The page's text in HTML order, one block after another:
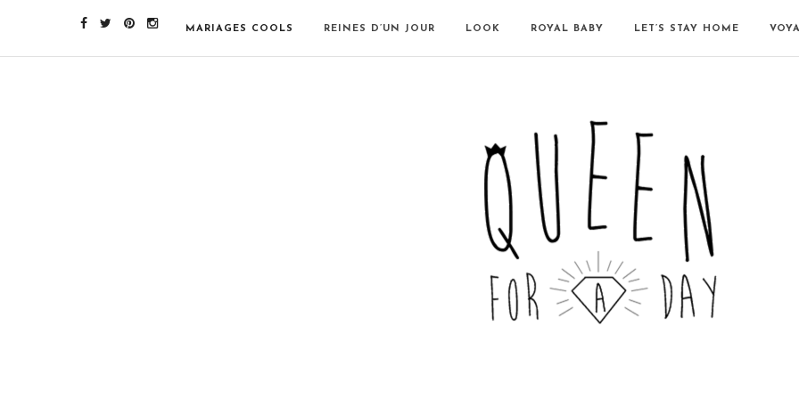
MARIAGES COOLS REINES D’UN JOUR LOOK ROYAL BABY LET’S STAY HOME